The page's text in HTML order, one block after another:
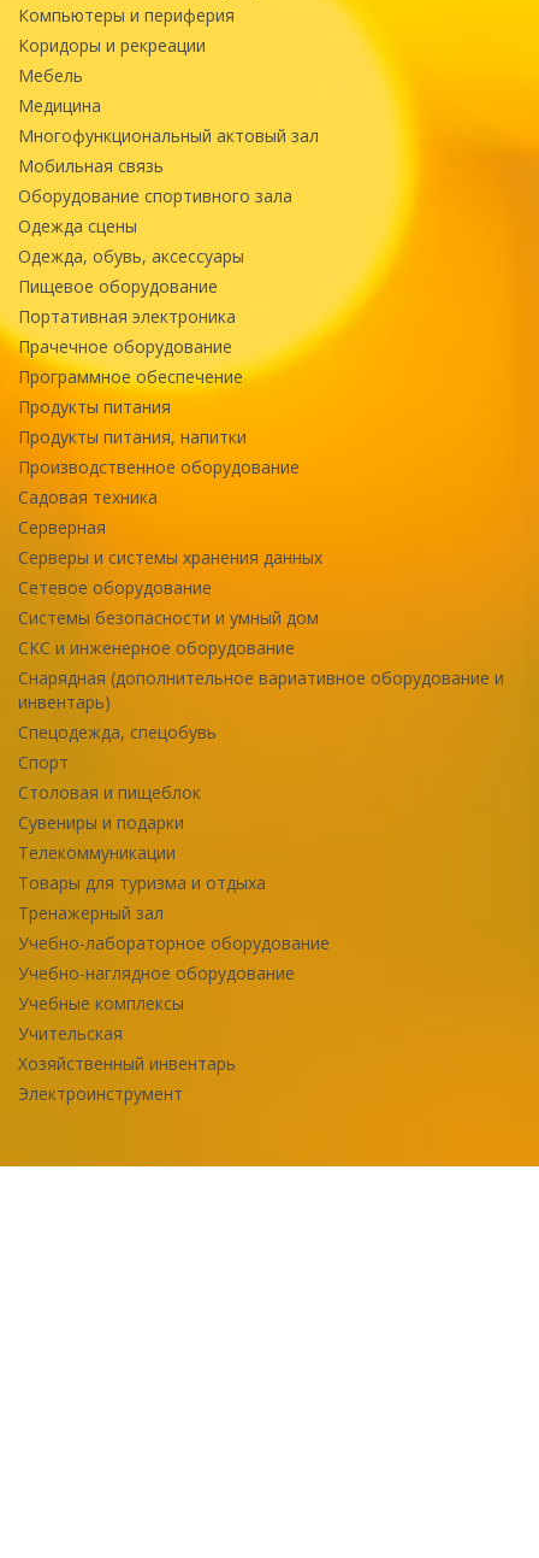
Компьютеры и периферия
Коридоры и рекреации
Мебель
Медицина
Многофункциональный актовый зал
Мобильная связь
Оборудование спортивного зала
Одежда сцены
Одежда, обувь, аксессуары
Пищевое оборудование
Портативная электроника
Прачечное оборудование
Программное обеспечение
Продукты питания
Продукты питания, напитки
Производственное оборудование
Садовая техника
Серверная
Серверы и системы хранения данных
Сетевое оборудование
Системы безопасности и умный дом
СКС и инженерное оборудование
Снарядная (дополнительное вариативное оборудование и
инвентарь)
Спецодежда, спецобувь
Спорт
Столовая и пищеблок
Сувениры и подарки
Телекоммуникации
Товары для туризма и отдыха
Тренажерный зал
Учебно-лабораторное оборудование
Учебно-наглядное оборудование
Учебные комплексы
Учительская
Хозяйственный инвентарь
Электроинструмент